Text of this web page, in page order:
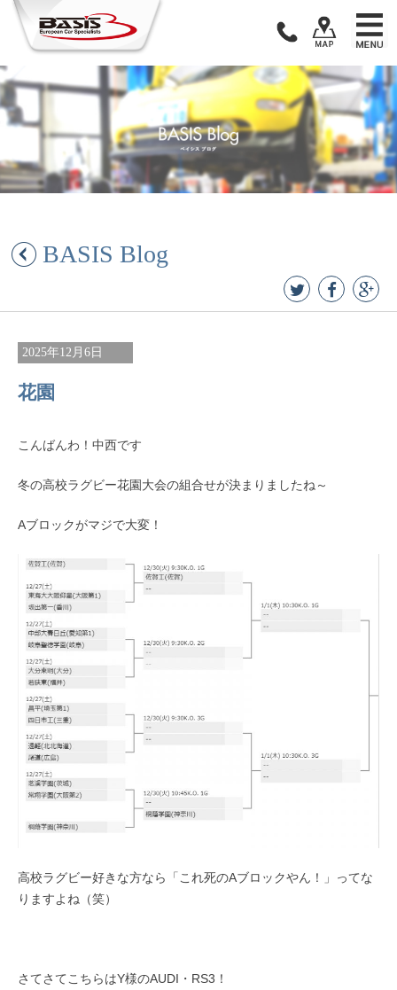
Skip
content
BASIS Blog
2025年12月6日
花園
こんばんわ！中西です
冬の高校ラグビー花園大会の組合せが決まりましたね～
Aブロックがマジで大変！
高校ラグビー好きな方なら「これ死のAブロックやん！」ってな
りますよね（笑）
さてさてこちらはY様のAUDI・RS3！